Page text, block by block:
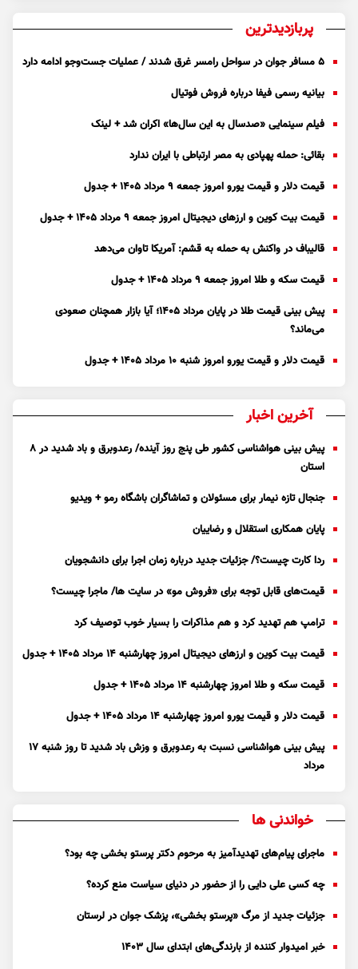
پربازدیدترین
۵ مسافر جوان در سواحل رامسر غرق شدند / عملیات جست‌و‌جو ادامه دارد
بیانیه رسمی فیفا درباره فروش فوتیال
فیلم سینمایی «صدسال به این سال‌ها» اکران شد + لینک
بقائی: حمله پهپادی به مصر ارتباطی با ایران ندارد
قیمت دلار و قیمت یورو امروز جمعه ۹ مرداد ۱۴۰۵ + جدول
قیمت بیت کوین و ارز‌های دیجیتال امروز جمعه ۹ مرداد ۱۴۰۵ + جدول
قالیباف در واکنش به حمله به قشم: آمریکا تاوان می‌دهد
قیمت سکه و طلا امروز جمعه ۹ مرداد ۱۴۰۵ + جدول
پیش بینی قیمت طلا در پایان مرداد 1405؛ آیا بازار همچنان صعودی
می‌ماند؟
قیمت دلار و قیمت یورو امروز شنبه ۱۰ مرداد ۱۴۰۵ + جدول
آخرین اخبار
پیش بینی هواشناسی کشور طی پنج روز آینده/ رعدوبرق و باد شدید در ۸
استان
جنجال تازه نیمار برای مسئولان و تماشاگران باشگاه رمو + ویدیو
پایان همکاری استقلال و رضاییان
ردا کارت چیست؟/ جزئیات جدید درباره زمان اجرا برای دانشجویان
قیمت‌های قابل توجه برای «فروش مو» در سایت ها/ ماجرا چیست؟
ترامپ هم تهدید کرد و هم مذاکرات را بسیار خوب توصیف کرد
قیمت بیت کوین و ارز‌های دیجیتال امروز چهارشنبه ۱۴ مرداد ۱۴۰۵ + جدول
قیمت سکه و طلا امروز چهارشنبه ۱۴ مرداد ۱۴۰۵ + جدول
قیمت دلار و قیمت یورو امروز چهارشنبه ۱۴ مرداد ۱۴۰۵ + جدول
پیش بینی هواشناسی نسبت به رعدوبرق و وزش باد شدید تا روز شنبه ۱۷
مرداد
خواندنی ها
ماجرای پیام‌های تهدیدآمیز به مرحوم دکتر پرستو بخشی چه بود؟
چه کسی علی دایی را از حضور در دنیای سیاست منع کرده؟
جزئیات جدید از مرگ «پرستو بخشی»، پزشک جوان در لرستان
خبر امیدوار کننده از بارندگی‌های ابتدای سال ۱۴۰۳